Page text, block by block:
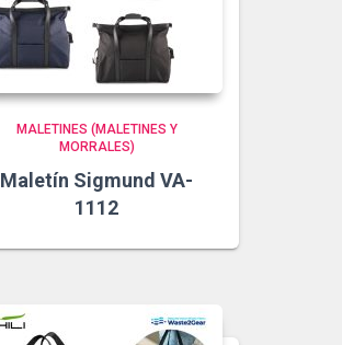
MALETINES (MALETINES Y
MORRALES)
Maletín Sigmund VA-
1112